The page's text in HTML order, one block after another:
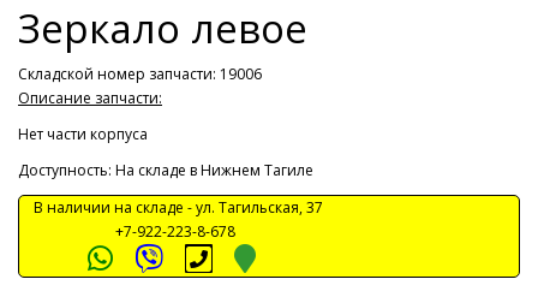
Зеркало левое
Складской номер запчасти: 19006
Описание запчасти:
Нет части корпуса
Доступность: На складе в Нижнем Тагиле
В наличии на складе -ул. Тагильская, 37
+7-922-223-8-678